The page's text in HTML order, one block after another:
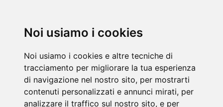
Noi usiamo i cookies
Noi usiamo i cookies e altre tecniche di
tracciamento per migliorare la tua esperienza
di navigazione nel nostro sito, per mostrarti
contenuti personalizzati e annunci mirati, per
analizzare il traffico sul nostro sito, e per